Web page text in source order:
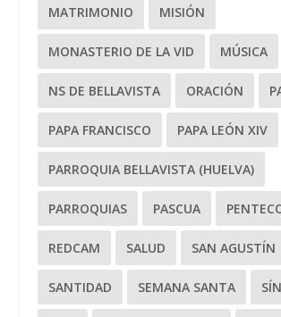
MATRIMONIO MISIÓN
MONASTERIO DE LA VID MÚSICA
NS DE BELLAVISTA ORACIÓN
PAPA FRANCISCO PAPA LEÓN XIV
PARROQUIA BELLAVISTA (HUELVA)
PARROQUIAS PASCUA
REDCAM SALUD SAN AGUSTÍN
SANTIDAD SEMANA SANTA